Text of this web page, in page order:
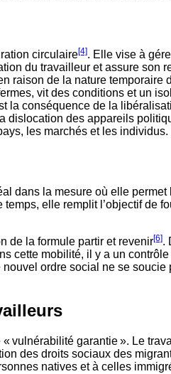
circulaire[4]. Elle vise à
du travailleur et assure son
raison de la nature
vit des conditions et un
la conséquence de la
dislocation des appareils
les marchés et les
dans la mesure où elle
elle remplit l’objectif
de la formule partir et revenir[6].
cette mobilité, il y a un
ordre social ne se
vulnérabilité garantie ». Le
des droits sociaux des
natives et à celles